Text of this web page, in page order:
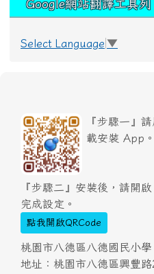
Google網站翻譯工具列
Select Language ▼
『步驟一』
載安裝 App。
『步驟二』安裝後，請開
完成設定。
點我開啟QRCode
桃園市八德區八德國民小學
地址：桃園市八德區興豐